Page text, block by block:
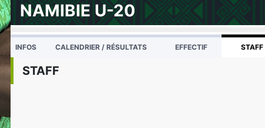
NAMIBIE U-20
INFOS CALENDRIER / RÉSULTATS EFFECTIF STAFF
STAFF